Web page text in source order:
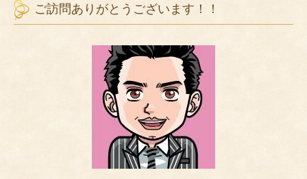
ご訪問ありがとうございます！！